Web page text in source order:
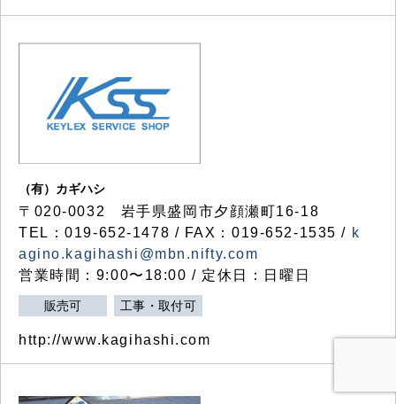
（有）カギハシ
〒020-0032 岩手県盛岡市夕顔瀬町16-18
TEL：019-652-1478 / FAX：019-652-1535 / k
agino.kagihashi@mbn.nifty.com
営業時間：9:00〜18:00 / 定休日：日曜日
販売可 工事・取付可
http://www.kagihashi.com